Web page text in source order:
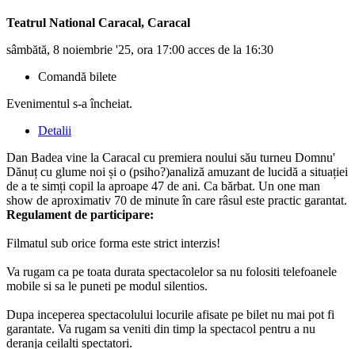
Teatrul National Caracal, Caracal
sâmbătă, 8 noiembrie '25, ora 17:00 acces de la 16:30
Comandă bilete
Evenimentul s-a încheiat.
Detalii
Dan Badea vine la Caracal cu premiera noului său turneu Domnu'
Dănuț cu glume noi și o (psiho?)analiză amuzant de lucidă a situației
de a te simți copil la aproape 47 de ani. Ca bărbat. Un one man
show de aproximativ 70 de minute în care râsul este practic garantat.
Regulament de participare:
Filmatul sub orice forma este strict interzis!
Va rugam ca pe toata durata spectacolelor sa nu folositi telefoanele
mobile si sa le puneti pe modul silentios.
Dupa inceperea spectacolului locurile afisate pe bilet nu mai pot fi
garantate. Va rugam sa veniti din timp la spectacol pentru a nu
deranja ceilalti spectatori.